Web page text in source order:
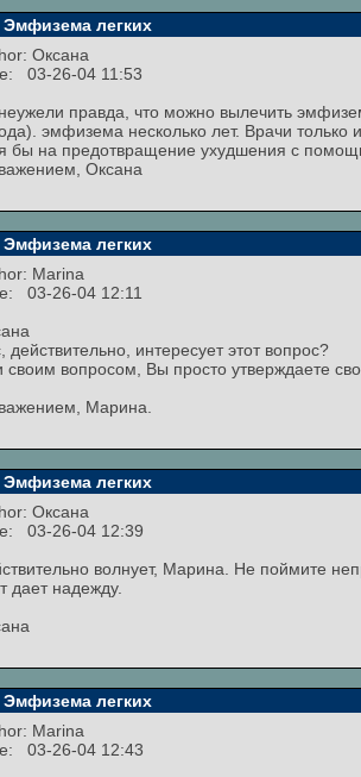
Эмфизема легких
Оксана
03-26-04 11:53
правда, что можно вылечить
эмфизема несколько лет. Врачи только
бы на предотвращение ухудшения с
Оксана
Эмфизема легких
Marina
03-26-04 12:11
действительно, интересует этот вопрос?
своим вопросом, Вы просто утверждаете
Марина.
Эмфизема легких
Оксана
03-26-04 12:39
волнует, Марина. Не поймите
дает надежду.
Эмфизема легких
Marina
03-26-04 12:43